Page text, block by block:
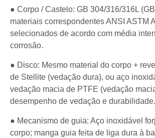
● Corpo / Castelo: GB 304/316/316L
materiais correspondentes ANSI ASTM
selecionados de acordo com média
corrosão.
● Disco: Mesmo material do corpo +
de Stellite (vedação dura), ou aço
vedação macia de PTFE (vedação
desempenho de vedação e durabilidade.
● Mecanismo de guia: Aço inoxidável
corpo; manga guia feita de liga dura à